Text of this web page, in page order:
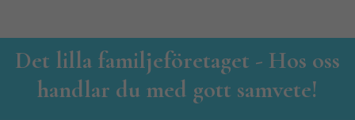
Det lilla familjeföretaget - Hos oss
handlar du med gott samvete!